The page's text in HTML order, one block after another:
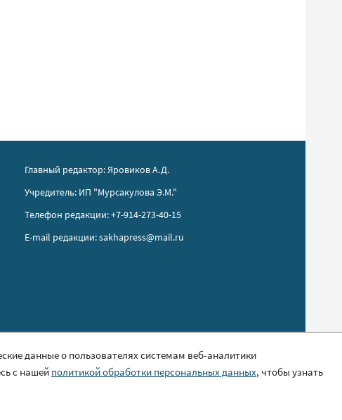
Главный редактор: Яровиков А.Д.
Учредитель: ИП "Мурсакулова Э.М."
Телефон редакции: +7-914-273-40-15
E-mail редакции: sakhapress@mail.ru
данные о пользователях системам веб-аналитики
с нашей политикой обработки персональных данных, чтобы узнать